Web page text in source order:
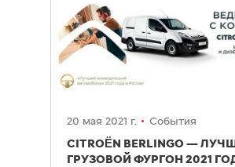
20 мая 2021 г. События
CITROËN BERLINGO —
ГРУЗОВОЙ ФУРГОН 2021